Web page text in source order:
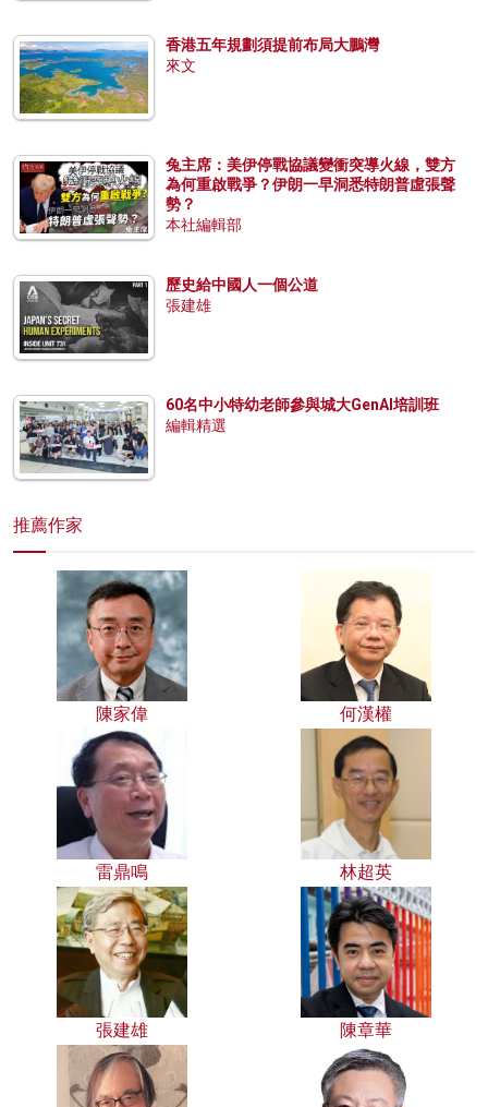
香港五年規劃須提前布局大鵬灣
來文
兔主席：美伊停戰協議變衝突導火線，雙方
為何重啟戰爭？伊朗一早洞悉特朗普虛張聲
勢？
本社編輯部
歷史給中國人一個公道
張建雄
60名中小特幼老師參與城大GenAI培訓班
編輯精選
推薦作家
陳家偉 何漢權
雷鼎鳴 林超英
張建雄 陳章華